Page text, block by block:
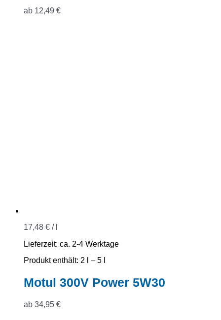
ab 12,49 €
17,48 € /
Lieferzeit: ca. 2-4 Werktage
Produkt enthält: 2
– 5
Motul 300V Power 5W30
ab 34,95 €